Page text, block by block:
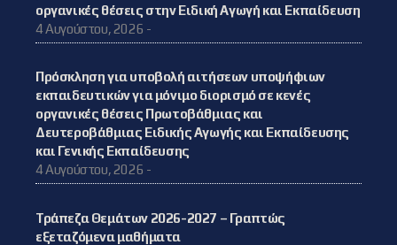
οργανικές θέσεις στην Ειδική Αγωγή και Εκπαίδευση
4 Αυγούστου, 2026 -
Πρόσκληση για υποβολή αιτήσεων υποψήφιων
εκπαιδευτικών για μόνιμο διορισμό σε κενές
οργανικές θέσεις Πρωτοβάθμιας και
Δευτεροβάθμιας Ειδικής Αγωγής και Εκπαίδευσης
και Γενικής Εκπαίδευσης
4 Αυγούστου, 2026 -
Τράπεζα Θεμάτων 2026-2027 – Γραπτώς
εξεταζόμενα μαθήματα